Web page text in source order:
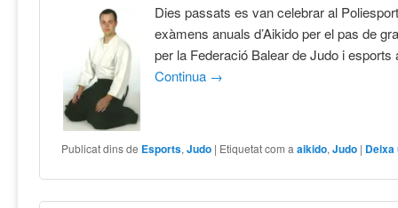
Dies passats es van celebrar al
exàmens anuals d’Aikido per el pas de
per la Federació Balear de Judo i
Continua →
Publicat dins de Esports,Judo | Etiquetat com a aikido,Judo |